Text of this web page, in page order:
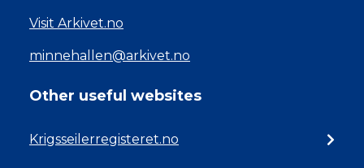
Visit Arkivet.no
minnehallen@arkivet.no
Other useful websites
Krigsseilerregisteret.no